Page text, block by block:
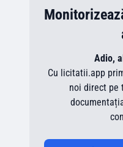
Adio,
Cu licitatii.app
noi direct pe